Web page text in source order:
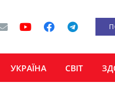
УКРАЇНА СВІТ